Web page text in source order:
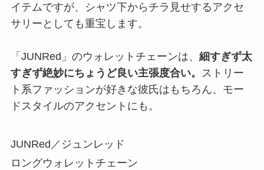
イテムですが、シャツ下からチラ見せするアクセ
サリーとしても重宝します。
「JUNRed」のウォレットチェーンは、 細すぎず太
すぎず絶妙にちょうど良い主張度合い。
ストリー
ト系ファッションが好きな彼氏はもちろん、モー
ドスタイルのアクセントにも。
JUNRed／ジュンレッド
ロングウォレットチェーン